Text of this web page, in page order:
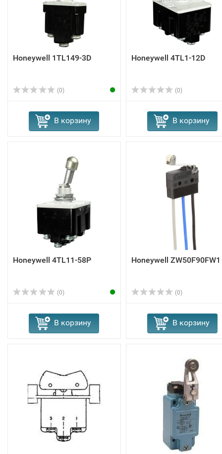
Honeywell 1TL149-3D
(0)
В корзину
Honeywell 4TL1-12D
(0)
В корзину
Honeywell 4TL11-58P
(0)
В корзину
Honeywell ZW50F90FW1
(0)
В корзину